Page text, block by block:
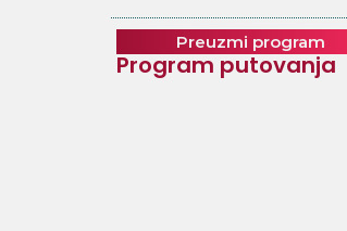
Preuzmi program
Program putovanja